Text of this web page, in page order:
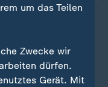
Moorgras
bereits. Im
Händler Otto
um das Teilen
Zwecke wir
dürfen.
Gerät. Mit